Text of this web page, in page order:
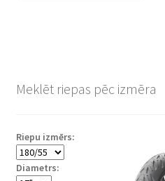
Meklēt riepas pēc izmēra
Riepu izmērs:
Diametrs: